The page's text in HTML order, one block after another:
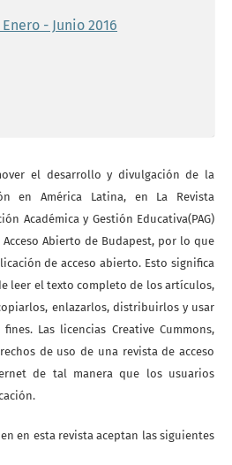
- Junio 2016
el desarrollo y divulgación de la
en América Latina, en La Revista
Académica y Gestión Educativa(PAG)
Abierto de Budapest, por lo que
de acceso abierto. Esto significa
leer el texto completo de los artículos,
enlazarlos, distribuirlos y usar
Las licencias Creative Cummons,
de uso de una revista de acceso
de tal manera que los usuarios
en esta revista aceptan las siguientes